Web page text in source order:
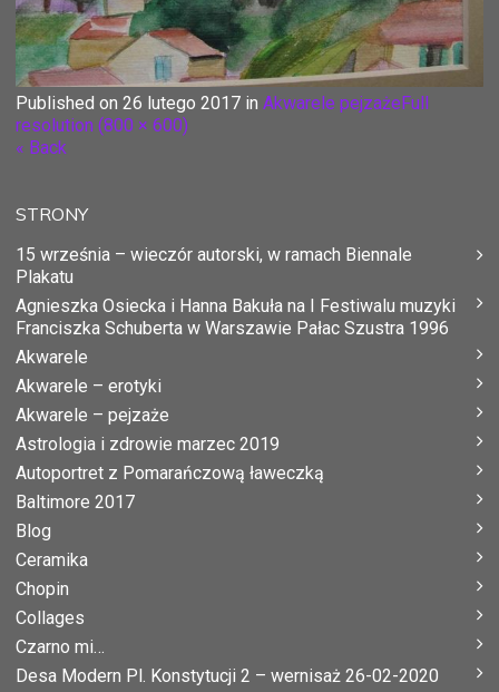
Published on 26 lutego 2017 in Akwarele pejzażeFull
resolution (800 × 600)
« Back
STRONY
15 września – wieczór autorski, w ramach Biennale
Plakatu
Agnieszka Osiecka i Hanna Bakuła na I Festiwalu muzyki
Franciszka Schuberta w Warszawie Pałac Szustra 1996
Akwarele
Akwarele – erotyki
Akwarele – pejzaże
Astrologia i zdrowie marzec 2019
Autoportret z Pomarańczową ławeczką
Baltimore 2017
Blog
Ceramika
Chopin
Collages
Czarno mi…
Desa Modern Pl. Konstytucji 2 – wernisaż 26-02-2020